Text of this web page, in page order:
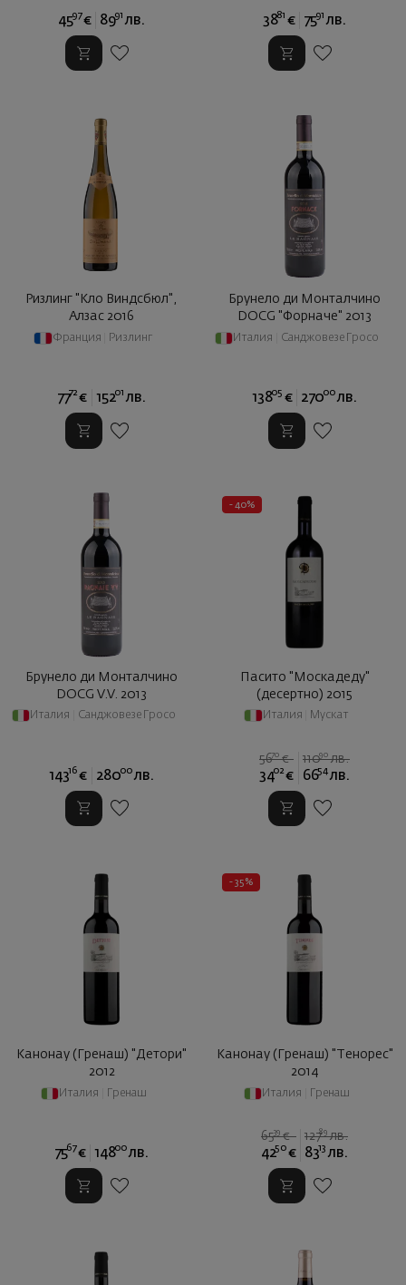
4597 € 8991 лв. 3881 € 7591 лв.
Ризлинг "Кло Виндсбюл",
Алзас 2016
Франция Ризлинг
7772 € 15201 лв.
Брунело ди Монталчино
DOCG "Форначе" 2013
Италия Санджовезе Гросо
13805 € 27000 лв.
Брунело ди Монталчино
DOCG V.V. 2013
Италия Санджовезе Гросо
14316 € 28000 лв.
- 40%
Пасито "Москадеду"
(десертно) 2015
Италия Мускат
5670 € 11090 лв.
3402 € 6654 лв.
Канонау (Гренаш) "Детори"
2012
Италия Гренаш
7567 € 14800 лв.
- 35%
Канонау (Гренаш) "Тенорес"
2014
Италия Гренаш
6539 € 12789 лв.
4250 € 8313 лв.